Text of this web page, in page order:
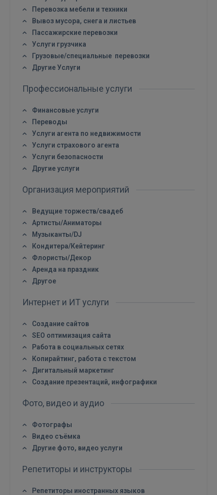
Войти
ВОЙТИ
Забыли пароль?
FACEBOOK
GOOGLE
 Sign in with Apple
Ещё не зарегистрированы?
РЕГИСТРАЦИЯ
Перевозка мебели и техники
Вывоз мусора, снега и листьев
Пассажирские перевозки
Услуги грузчика
Грузовые/специальные перевозки
Другие Услуги
Профессиональные услуги
Финансовые услуги
Переводы
Услуги агента по недвижимости
Услуги страхового агента
Услуги безопасности
Другие услуги
Организация мероприятий
Ведущие торжеств/свадеб
Артисты/Аниматоры
Музыканты/DJ
Кондитера/Кейтеринг
Флористы/Декор
Аренда на праздник
Другое
Интернет и ИТ услуги
Создание сайтов
SEO оптимизация сайта
Работа в социальных сетях
Копирайтинг, работа с текстом
Дигитальный маркетинг
Создание презентаций, инфографики
Фото, видео и аудио
Фотографы
Видео съёмка
Другие фото, видео услуги
Репетиторы и инструкторы
Репетиторы иностранных языков